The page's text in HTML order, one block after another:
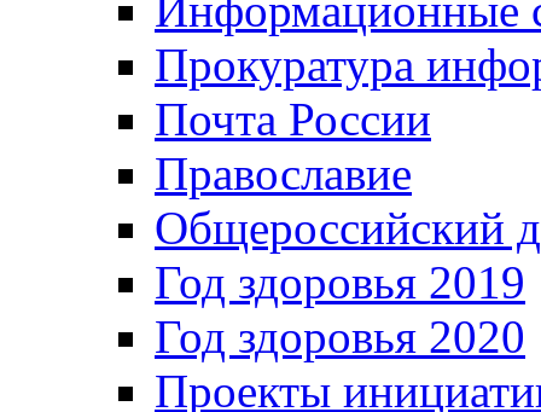
Прокуратура
Почта России
Православие
Общероссийский
Год здоровья 2019
Год здоровья 2020
Проекты